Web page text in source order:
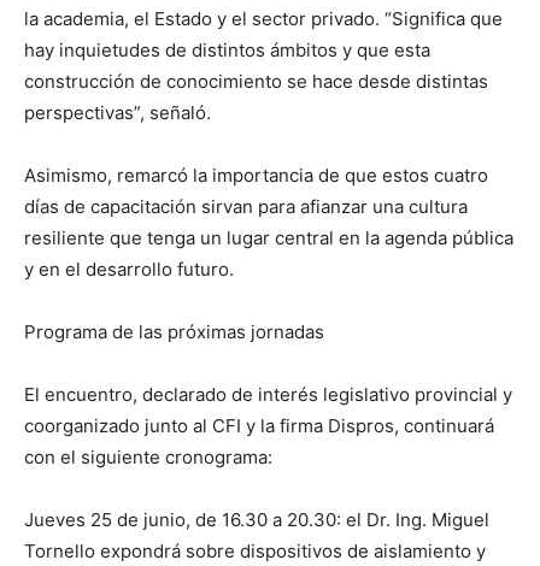
la academia, el Estado y el sector privado. “Significa que
hay inquietudes de distintos ámbitos y que esta
construcción de conocimiento se hace desde distintas
perspectivas”, señaló.
Asimismo, remarcó la importancia de que estos cuatro
días de capacitación sirvan para afianzar una cultura
resiliente que tenga un lugar central en la agenda pública
y en el desarrollo futuro.
Programa de las próximas jornadas
El encuentro, declarado de interés legislativo provincial y
coorganizado junto al CFI y la firma Dispros, continuará
con el siguiente cronograma:
Jueves 25 de junio, de 16.30 a 20.30: el Dr. Ing. Miguel
Tornello expondrá sobre dispositivos de aislamiento y